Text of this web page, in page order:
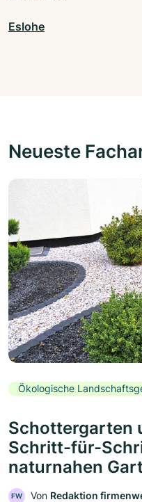
Eslohe
Neueste
Ökologische
Schottergarten
Schritt-für-
naturnahen
FW Von Redaktion